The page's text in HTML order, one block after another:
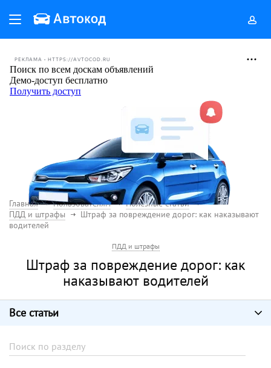
РЕКЛАМА • HTTPS://AVTOCOD.RU
Главная Пользователям
Полезные статьи
ПДД и штрафы
Штраф за повреждение дорог: как наказывают
водителей
ПДД и штрафы
Штраф за повреждение дорог: как
наказывают водителей
Все статьи